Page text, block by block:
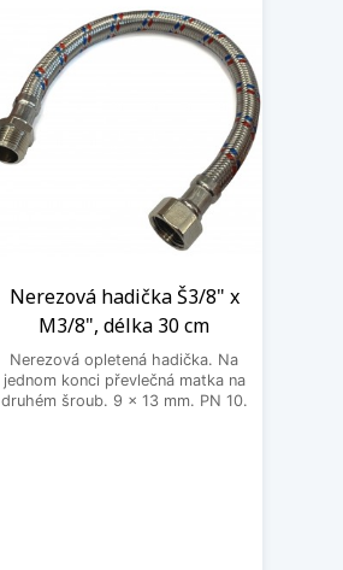
Nerezová hadička Š3/8" x
M3/8", délka 30 cm
Nerezová opletená hadička. Na
jednom konci převlečná matka na
druhém šroub. 9 x 13 mm. PN 10.